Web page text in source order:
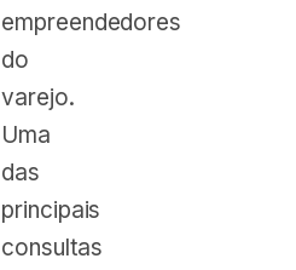
empreendedores
do
varejo.
Uma
das
principais
consultas